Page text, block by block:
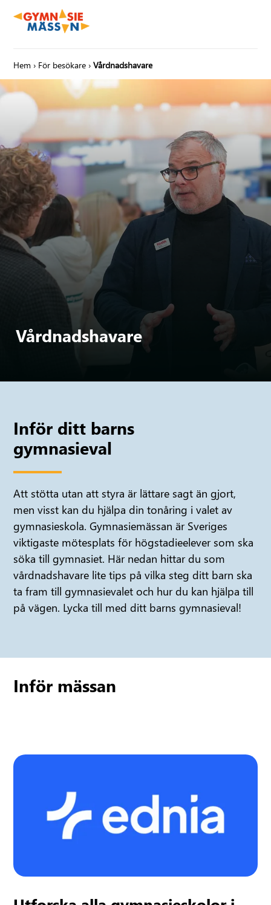
Hem › För besökare ›Vårdnadshavare
Vårdnadshavare
Inför ditt barns
gymnasieval
Att stötta utan att styra är lättare sagt än gjort,
men visst kan du hjälpa din tonåring i valet av
gymnasieskola. Gymnasiemässan är Sveriges
viktigaste mötesplats för högstadieelever som ska
söka till gymnasiet. Här nedan hittar du som
vårdnadshavare lite tips på vilka steg ditt barn ska
ta fram till gymnasievalet och hur du kan hjälpa till
på vägen. Lycka till med ditt barns gymnasieval!
Inför mässan